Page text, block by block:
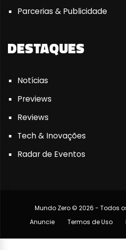
Parcerias & Publicidade
DESTAQUES
Notícias
Previews
Reviews
Tech & Inovações
Radar de Eventos
Mundo Zero © 2026 - Todos
Anuncie
Termos de Uso